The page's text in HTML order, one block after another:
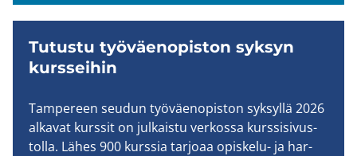
Tu­tus­tu työ­väen­opis­ton syk­syn
kurs­sei­hin
Tam­pe­reen seu­dun työ­väen­opis­ton syk­syl­lä 2026
al­ka­vat kurs­sit on jul­kais­tu ver­kos­sa kurs­si­si­vus­
tol­la. Lähes 900 kurs­sia tar­jo­aa opiskelu-​ ja har­